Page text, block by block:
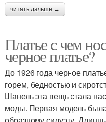
читать дальше →
Платье с чем
черное платье?
До 1926 года черное
горем, бедностью и
Шанель эта вещь стала
моды. Первая модель